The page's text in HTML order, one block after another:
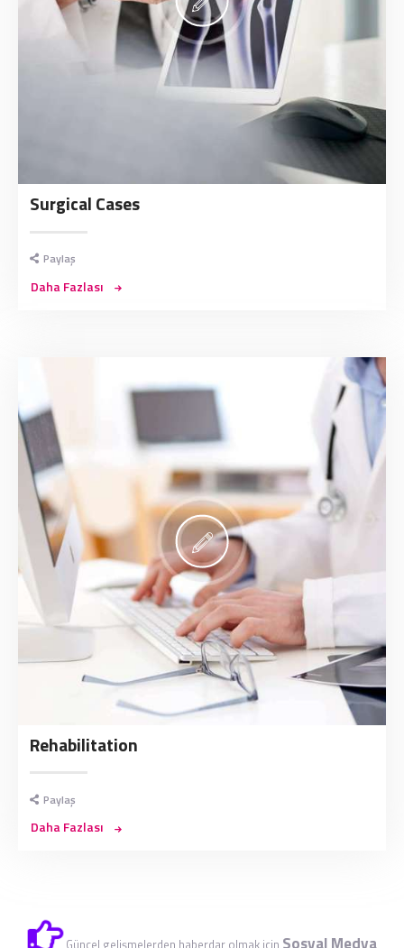
Surgical Cases
Paylaş
Daha Fazlası
Rehabilitation
Paylaş
Daha Fazlası